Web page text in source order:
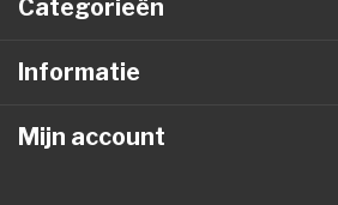
Categorieën
Informatie
Mijn account